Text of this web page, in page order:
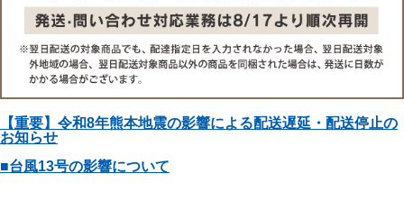
【重要】令和8年熊本地震の影響による配送遅延・配送停止の
お知らせ
■台風13号の影響について